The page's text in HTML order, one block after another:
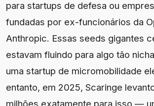
para startups de defesa ou
fundadas por ex-funcionários da
Anthropic. Essas seeds gigantes
estavam fluindo para algo tão
uma startup de micromobilidade
entanto, em 2025, Scaringe
milhões exatamente para isso —